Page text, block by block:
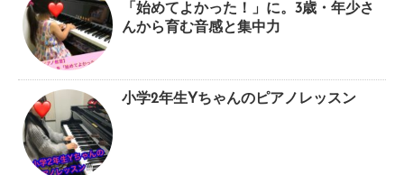
「始めてよかった！」に。3歳・年少さ
んから育む音感と集中力
小学2年生Yちゃんのピアノレッスン